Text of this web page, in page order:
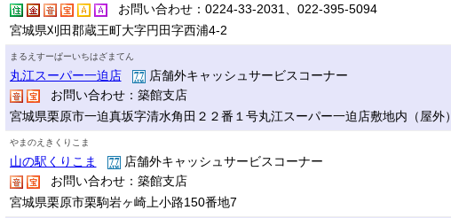
お問い合わせ：0224-33-2031、022-395-5094
宮城県刈田郡蔵王町大字円田字西浦4-2
まるえすーぱーいちはざまてん
丸江スーパー一迫店
店舗外キャッシュサービスコーナー
お問い合わせ：築館支店
宮城県栗原市一迫真坂字清水角田２２番１号丸江スーパー一迫店敷地内（屋外）
やまのえきくりこま
山の駅くりこま
店舗外キャッシュサービスコーナー
お問い合わせ：築館支店
宮城県栗原市栗駒岩ヶ崎上小路150番地7